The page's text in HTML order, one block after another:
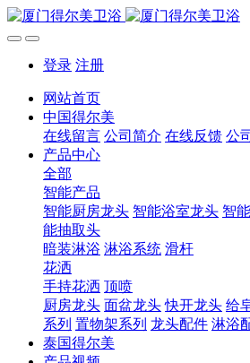
登录 注册
网站首页
中国得尔美
在线留言 公司简介 在线反馈 公
产品中心
全部
智能产品
智能厨房龙头 智能浴室龙头 智
能抽取头
暗装淋浴 淋浴系统 滑杆
花洒
手持花洒 顶喷
厨房龙头 面盆龙头 快开龙头 给
系列 置物架系列 龙头配件 淋浴
泰国得尔美